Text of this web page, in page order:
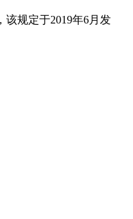
规定于2019年6月发